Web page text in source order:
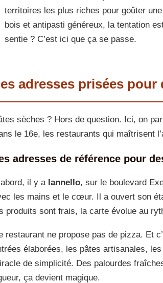
territoires les plus riches pour goûter
bois et antipasti généreux, la tentation
sentie ? C’est ici que ça se passe.
adresses prisées pour
sèches ? Hors de question. Ici, on
le 16e, les restaurants qui maîtrisent
adresses de référence pour
il y a Iannello, sur le boulevard
les mains et le cœur. Il a ouvert son
produits sont frais, la carte évolue au
restaurant ne propose pas de pizza. Et
élaborées, les pâtes artisanales,
de simplicité. Des palourdes
ça devient magique.